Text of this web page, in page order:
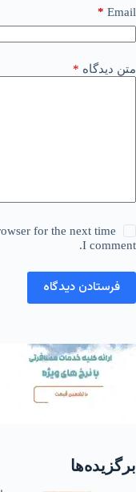
Email
*
متن دیدگاه *
for the next time
I comment.
فرستادن دیدگاه
برگزیده‌ها